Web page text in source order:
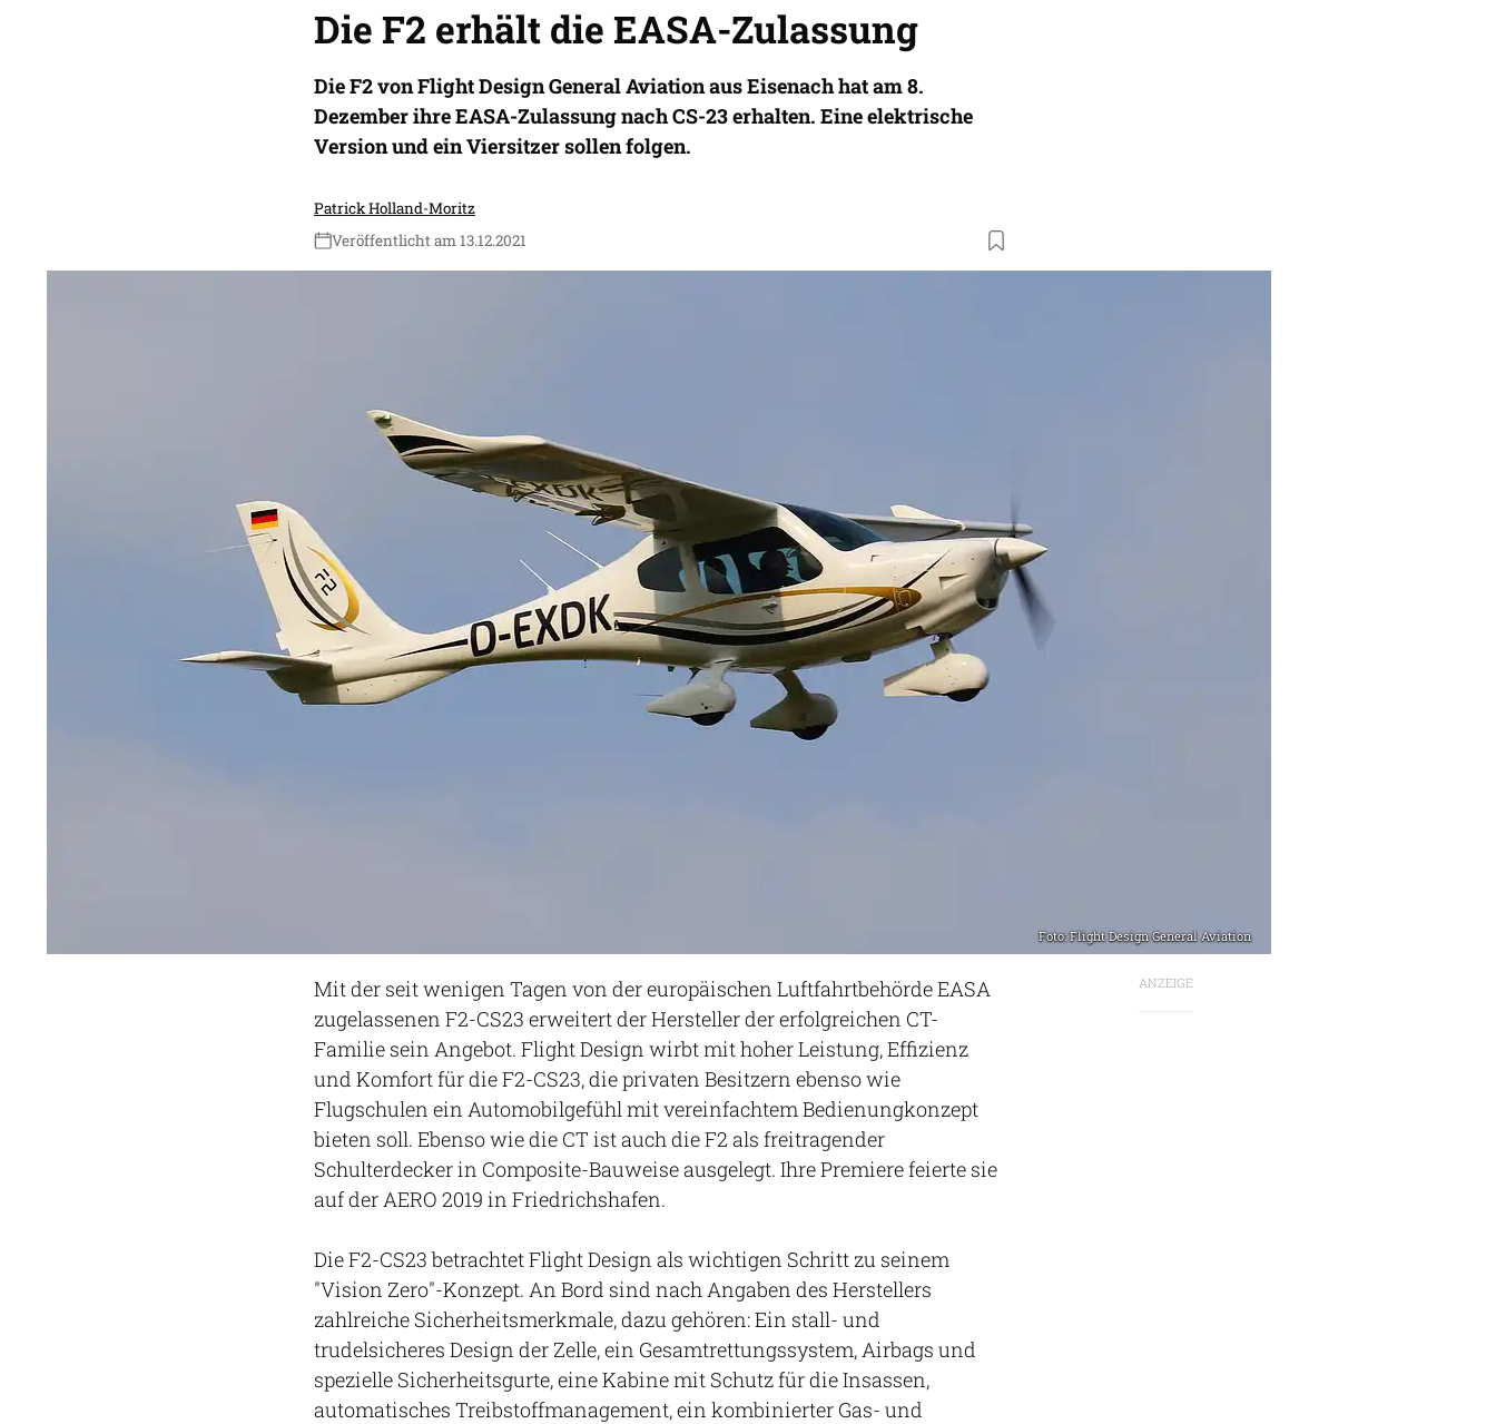
Die F2 erhält die EASA-Zulassung
Die F2 von Flight Design General Aviation aus Eisenach hat am 8.
Dezember ihre EASA-Zulassung nach CS-23 erhalten. Eine elektrische
Version und ein Viersitzer sollen folgen.
Patrick Holland-Moritz
Veröffentlicht am 13.12.2021
Foto: Flight Design General Aviation
ANZEIGE
Mit der seit wenigen Tagen von der europäischen Luftfahrtbehörde EASA
zugelassenen F2-CS23 erweitert der Hersteller der erfolgreichen CT-
Familie sein Angebot. Flight Design wirbt mit hoher Leistung, Effizienz
und Komfort für die F2-CS23, die privaten Besitzern ebenso wie
Flugschulen ein Automobilgefühl mit vereinfachtem Bedienungkonzept
bieten soll. Ebenso wie die CT ist auch die F2 als freitragender
Schulterdecker in Composite-Bauweise ausgelegt. Ihre Premiere feierte sie
auf der AERO 2019 in Friedrichshafen.
Die F2-CS23 betrachtet Flight Design als wichtigen Schritt zu seinem
"Vision Zero"-Konzept. An Bord sind nach Angaben des Herstellers
zahlreiche Sicherheitsmerkmale, dazu gehören: Ein stall- und
trudelsicheres Design der Zelle, ein Gesamtrettungssystem, Airbags und
spezielle Sicherheitsgurte, eine Kabine mit Schutz für die Insassen,
automatisches Treibstoffmanagement, ein kombinierter Gas- und